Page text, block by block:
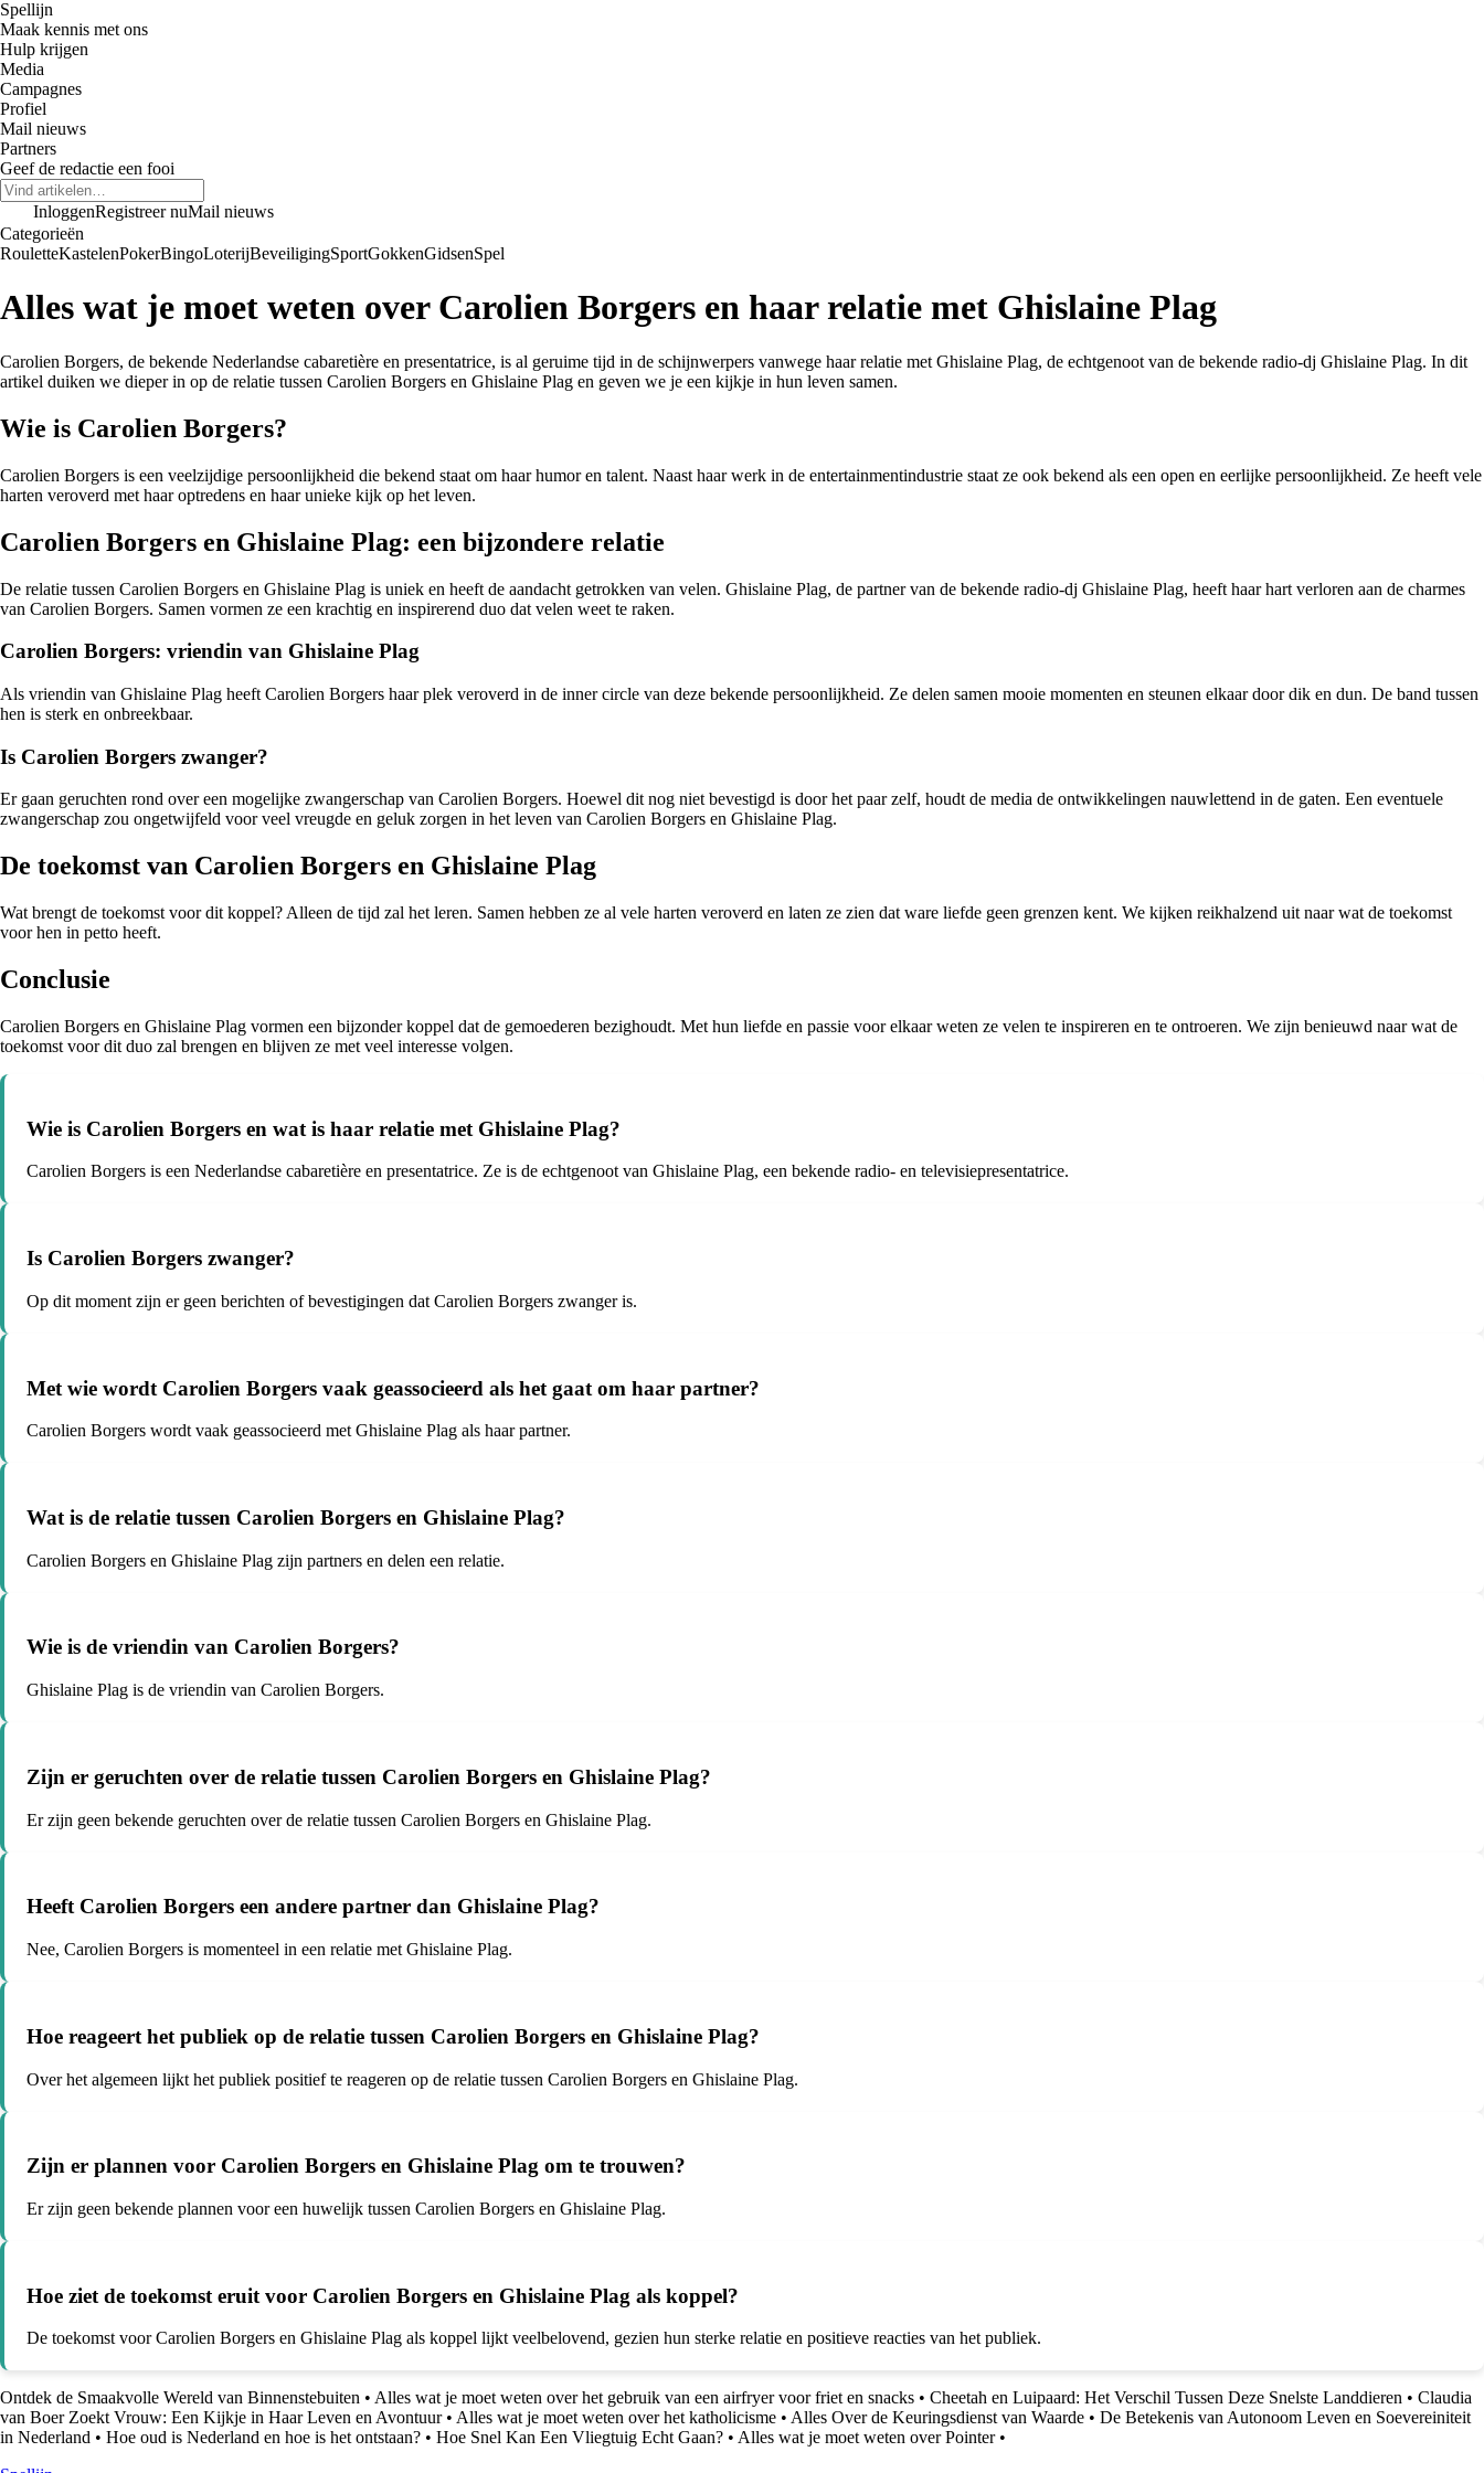
Spellijn
Maak kennis met ons
Hulp krijgen
Media
Campagnes
Profiel
Mail nieuws
Partners
Geef de redactie een fooi
InloggenRegistreer nuMail nieuws
Categorieën
RouletteKastelenPokerBingoLoterijBeveiligingSportGokkenGidsenSpel
Alles wat je moet weten over Carolien Borgers en haar relatie met Ghislaine Plag
Carolien Borgers, de bekende Nederlandse cabaretière en presentatrice, is al geruime tijd in de schijnwerpers vanwege haar relatie met Ghislaine Plag, de echtgenoot van de bekende radio-dj Ghislaine Plag. In dit
artikel duiken we dieper in op de relatie tussen Carolien Borgers en Ghislaine Plag en geven we je een kijkje in hun leven samen.
Wie is Carolien Borgers?
Carolien Borgers is een veelzijdige persoonlijkheid die bekend staat om haar humor en talent. Naast haar werk in de entertainmentindustrie staat ze ook bekend als een open en eerlijke persoonlijkheid. Ze heeft vele
harten veroverd met haar optredens en haar unieke kijk op het leven.
Carolien Borgers en Ghislaine Plag: een bijzondere relatie
De relatie tussen Carolien Borgers en Ghislaine Plag is uniek en heeft de aandacht getrokken van velen. Ghislaine Plag, de partner van de bekende radio-dj Ghislaine Plag, heeft haar hart verloren aan de charmes
van Carolien Borgers. Samen vormen ze een krachtig en inspirerend duo dat velen weet te raken.
Carolien Borgers: vriendin van Ghislaine Plag
Als vriendin van Ghislaine Plag heeft Carolien Borgers haar plek veroverd in de inner circle van deze bekende persoonlijkheid. Ze delen samen mooie momenten en steunen elkaar door dik en dun. De band tussen
hen is sterk en onbreekbaar.
Is Carolien Borgers zwanger?
Er gaan geruchten rond over een mogelijke zwangerschap van Carolien Borgers. Hoewel dit nog niet bevestigd is door het paar zelf, houdt de media de ontwikkelingen nauwlettend in de gaten. Een eventuele
zwangerschap zou ongetwijfeld voor veel vreugde en geluk zorgen in het leven van Carolien Borgers en Ghislaine Plag.
De toekomst van Carolien Borgers en Ghislaine Plag
Wat brengt de toekomst voor dit koppel? Alleen de tijd zal het leren. Samen hebben ze al vele harten veroverd en laten ze zien dat ware liefde geen grenzen kent. We kijken reikhalzend uit naar wat de toekomst
voor hen in petto heeft.
Conclusie
Carolien Borgers en Ghislaine Plag vormen een bijzonder koppel dat de gemoederen bezighoudt. Met hun liefde en passie voor elkaar weten ze velen te inspireren en te ontroeren. We zijn benieuwd naar wat de
toekomst voor dit duo zal brengen en blijven ze met veel interesse volgen.
Wie is Carolien Borgers en wat is haar relatie met Ghislaine Plag?
Carolien Borgers is een Nederlandse cabaretière en presentatrice. Ze is de echtgenoot van Ghislaine Plag, een bekende radio- en televisiepresentatrice.
Is Carolien Borgers zwanger?
Op dit moment zijn er geen berichten of bevestigingen dat Carolien Borgers zwanger is.
Met wie wordt Carolien Borgers vaak geassocieerd als het gaat om haar partner?
Carolien Borgers wordt vaak geassocieerd met Ghislaine Plag als haar partner.
Wat is de relatie tussen Carolien Borgers en Ghislaine Plag?
Carolien Borgers en Ghislaine Plag zijn partners en delen een relatie.
Wie is de vriendin van Carolien Borgers?
Ghislaine Plag is de vriendin van Carolien Borgers.
Zijn er geruchten over de relatie tussen Carolien Borgers en Ghislaine Plag?
Er zijn geen bekende geruchten over de relatie tussen Carolien Borgers en Ghislaine Plag.
Heeft Carolien Borgers een andere partner dan Ghislaine Plag?
Nee, Carolien Borgers is momenteel in een relatie met Ghislaine Plag.
Hoe reageert het publiek op de relatie tussen Carolien Borgers en Ghislaine Plag?
Over het algemeen lijkt het publiek positief te reageren op de relatie tussen Carolien Borgers en Ghislaine Plag.
Zijn er plannen voor Carolien Borgers en Ghislaine Plag om te trouwen?
Er zijn geen bekende plannen voor een huwelijk tussen Carolien Borgers en Ghislaine Plag.
Hoe ziet de toekomst eruit voor Carolien Borgers en Ghislaine Plag als koppel?
De toekomst voor Carolien Borgers en Ghislaine Plag als koppel lijkt veelbelovend, gezien hun sterke relatie en positieve reacties van het publiek.
Ontdek de Smaakvolle Wereld van Binnenstebuiten • Alles wat je moet weten over het gebruik van een airfryer voor friet en snacks • Cheetah en Luipaard: Het Verschil Tussen Deze Snelste Landdieren • Claudia
van Boer Zoekt Vrouw: Een Kijkje in Haar Leven en Avontuur• Alles wat je moet weten over het katholicisme • Alles Over de Keuringsdienst van Waarde • De Betekenis van Autonoom Leven en Soevereiniteit
in Nederland • Hoe oud is Nederland en hoe is het ontstaan? • Hoe Snel Kan Een Vliegtuig Echt Gaan? • Alles wat je moet weten over Pointer•